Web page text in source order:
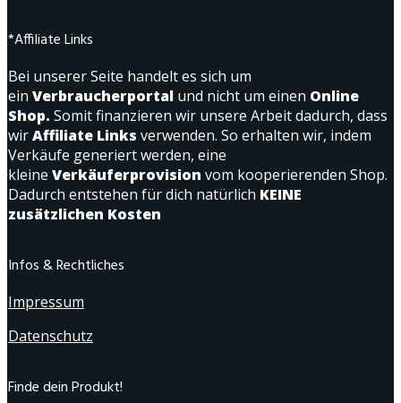
*Affiliate Links
Bei unserer Seite handelt es sich um
ein Verbraucherportal und nicht um einen Online
Shop. Somit finanzieren wir unsere Arbeit dadurch, dass
wirAffiliate Links verwenden. So erhalten wir, indem
Verkäufe generiert werden, eine
kleine Verkäuferprovision vom kooperierenden Shop.
Dadurch entstehen für dich natürlich KEINE
zusätzlichen Kosten
Infos & Rechtliches
Impressum
Datenschutz
Finde dein Produkt!